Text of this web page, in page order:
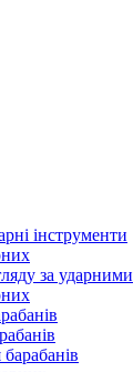
інструменти
за ударними